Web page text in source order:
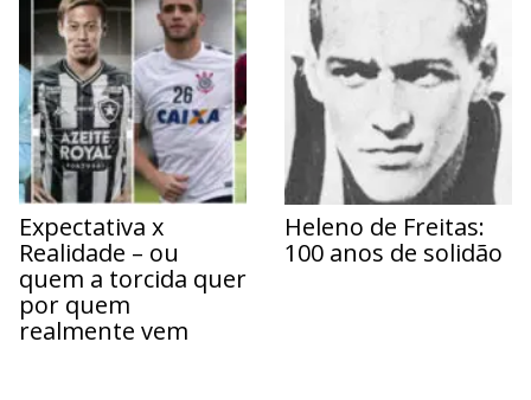
Expectativa x
Realidade – ou
quem a torcida quer
por quem
realmente vem
Heleno de Freitas:
100 anos de solidão